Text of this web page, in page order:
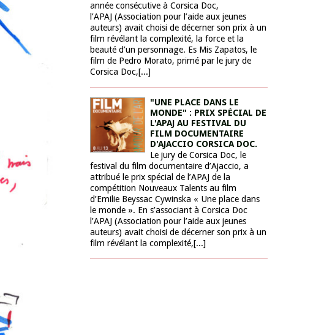
année consécutive à Corsica Doc,
l’APAJ (Association pour l’aide aux jeunes
auteurs) avait choisi de décerner son prix à un
film révélant la complexité, la force et la
beauté d’un personnage. Es Mis Zapatos, le
film de Pedro Morato, primé par le jury de
Corsica Doc,[...]
"UNE PLACE DANS LE
MONDE" : PRIX SPÉCIAL DE
L'APAJ AU FESTIVAL DU
FILM DOCUMENTAIRE
D'AJACCIO CORSICA DOC.
Le jury de Corsica Doc, le
festival du film documentaire d’Ajaccio, a
attribué le prix spécial de l’APAJ de la
compétition Nouveaux Talents au film
d’Emilie Beyssac Cywinska « Une place dans
le monde ». En s’associant à Corsica Doc
l’APAJ (Association pour l’aide aux jeunes
auteurs) avait choisi de décerner son prix à un
film révélant la complexité,[...]